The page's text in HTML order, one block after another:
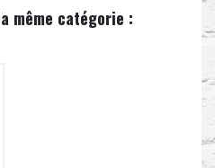
même catégorie :